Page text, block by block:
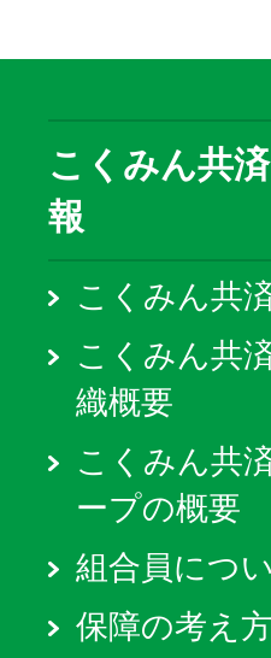
こくみん共
報
こくみん共
こくみん共
織概要
こくみん共
ープの概要
組合員につ
保障の考え